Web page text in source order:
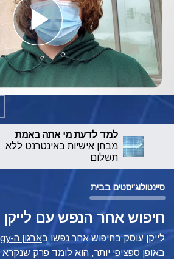
Play
למד לדעת מי אתה באמת
מבחן אישיות באינטרנט ללא
תשלום
סיינטולוג'יסטים בבית
חיפוש אחר הנפש עם
לייקן עוסק בחיפוש אחר נפשו בארגון ה-Scientology קנזס סיטי
באופן ספציפי יותר, הוא לומד פרק